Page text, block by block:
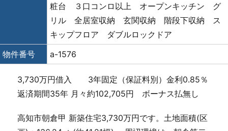
粧台 ３口コンロ以上 オープンキッチン グ
リル 全居室収納 玄関収納 階段下収納 ス
キップフロア ダブルロックドア
物件番号
a-1576
3,730万円借入 3年固定（保証料別）金利0.85％
返済期間35年 月々約102,705円 ボーナス払無し
高知市朝倉甲 新築住宅3,730万円です。土地面積(区